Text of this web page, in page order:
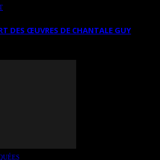
DES ŒUVRES DE CHANTALE GUY